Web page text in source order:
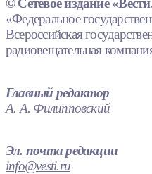
© Сетевое издание
«Федеральное
Всероссийская
радиовещательная
Главный редактор
А. А. Филипповский
Эл. почта редакции
info@vesti.ru